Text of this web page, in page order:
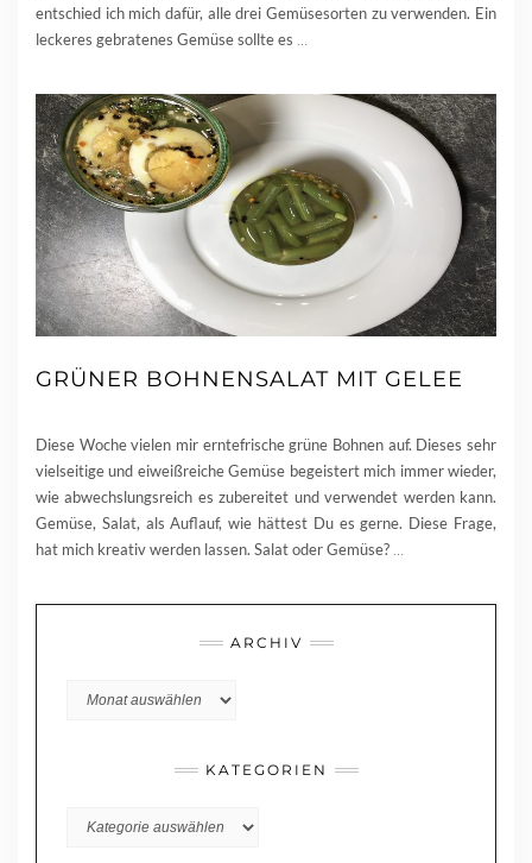
entschied ich mich dafür, alle drei Gemüsesorten zu verwenden. Ein
leckeres gebratenes Gemüse sollte es …
GRÜNER BOHNENSALAT MIT GELEE
Diese Woche vielen mir erntefrische grüne Bohnen auf. Dieses sehr
vielseitige und eiweißreiche Gemüse begeistert mich immer wieder,
wie abwechslungsreich es zubereitet und verwendet werden kann.
Gemüse, Salat, als Auflauf, wie hättest Du es gerne. Diese Frage,
hat mich kreativ werden lassen. Salat oder Gemüse?…
ARCHIV
KATEGORIEN